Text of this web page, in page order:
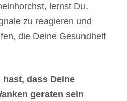
lernst Du,
zu reagieren und
die Deine Gesundheit
hast, dass Deine
geraten sein